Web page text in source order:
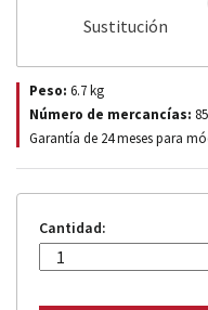
Sustitución
Peso: 6.7kg
Número de mercancías:
Garantía de 24 meses para
Cantidad: